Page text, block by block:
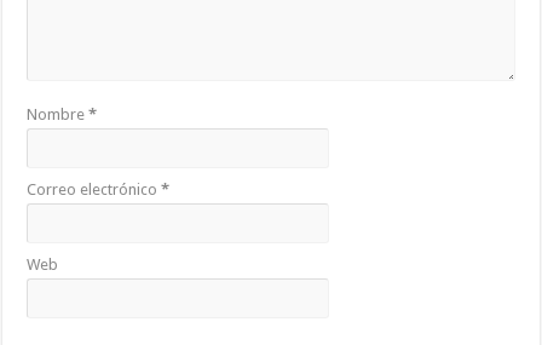
Nombre*
Correo electrónico*
Web